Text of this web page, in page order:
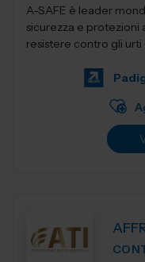
A-SAFE è leader
sicurezza e protezioni
resistere contro gli